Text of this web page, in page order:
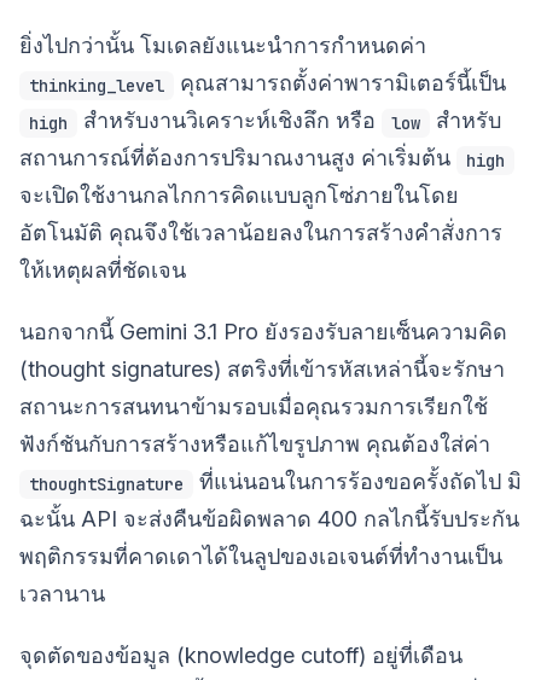
ยิ่งไปกว่านั้น โมเดลยังแนะนำการกำหนดค่า
thinking_level คุณสามารถตั้งค่าพารามิเตอร์นี้เป็น
high สำหรับงานวิเคราะห์เชิงลึก หรือ low
สำหรับ
สถานการณ์ที่ต้องการปริมาณงานสูง ค่าเริ่มต้น
high
จะเปิดใช้งานกลไกการคิดแบบลูกโซ่ภายในโดย
อัตโนมัติ คุณจึงใช้เวลาน้อยลงในการสร้างคำสั่งการ
ให้เหตุผลที่ชัดเจน
นอกจากนี้ Gemini 3.1 Pro ยังรองรับลายเซ็นความคิด
(thought signatures) สตริงที่เข้ารหัสเหล่านี้จะรักษา
สถานะการสนทนาข้ามรอบเมื่อคุณรวมการเรียกใช้
ฟังก์ชันกับการสร้างหรือแก้ไขรูปภาพ คุณต้องใส่ค่า
thoughtSignature
ที่แน่นอนในการร้องขอครั้งถัดไป มิ
ฉะนั้น API จะส่งคืนข้อผิดพลาด 400 กลไกนี้รับประกัน
พฤติกรรมที่คาดเดาได้ในลูปของเอเจนต์ที่ทำงานเป็น
เวลานาน
จุดตัดของข้อมูล (knowledge cutoff) อยู่ที่เดือน